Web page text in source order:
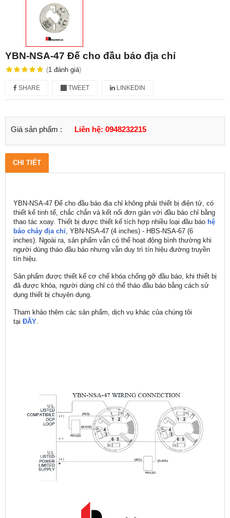
YBN-NSA-47 Đế cho đầu báo địa chỉ
(1 đánh giá)
SHARE TWEET LINKEDIN
Giá sản phẩm : Liên hệ: 0948232215
CHI TIẾT
YBN-NSA-47 Đế cho đầu báo địa chỉ không phải thiết bị điện tử, có
thiết kế tinh tế, chắc chắn và kết nối đơn giản với đầu báo chỉ bằng
thao tác xoay. Thiết bị được thiết kế tích hợp nhiều loại đầu báo hệ
báo cháy địa chỉ, YBN-NSA-47 (4 inches) - HBS-NSA-67 (6
inches). Ngoài ra, sản phẩm vẫn có thể hoạt động bình thường khi
người dùng tháo đầu báo nhưng vẫn duy trì tín hiệu đường truyền
tín hiệu.
Sản phẩm được thiết kế cơ chế khóa chống gỡ đầu báo, khi thiết bị
đã được khóa, người dùng chỉ có thể tháo đầu báo bằng cách sử
dụng thiết bị chuyên dụng.
Tham khảo thêm các sản phẩm, dịch vụ khác của chúng tôi
tại ĐÂY.